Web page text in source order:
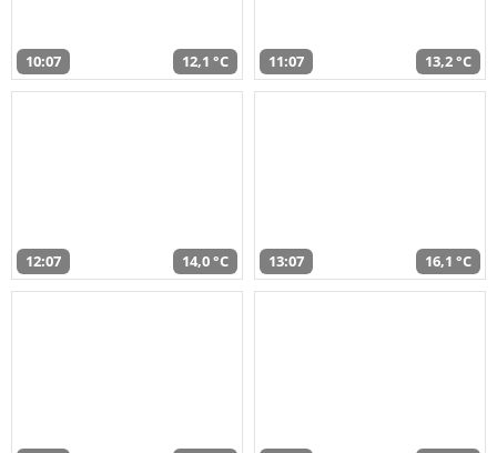
10:07 12,1 °C 11:07 13,2 °C
12:07 14,0 °C 13:07 16,1 °C